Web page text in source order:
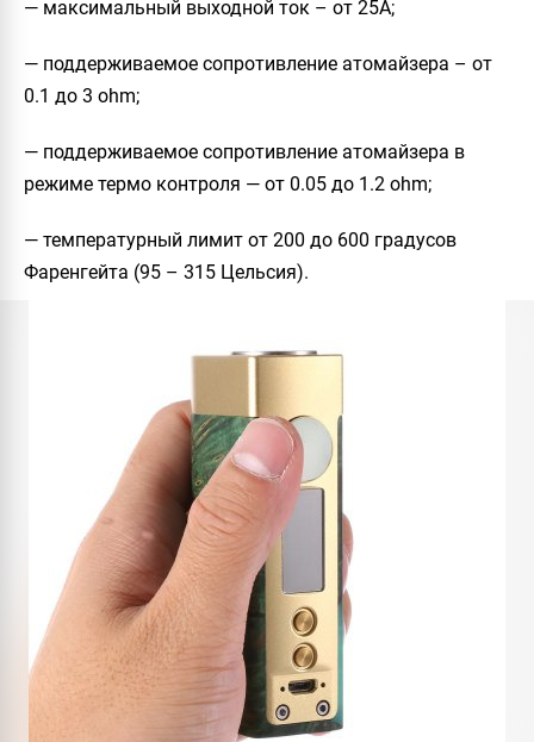
— максимальный выходной ток – от 25A;
— поддерживаемое сопротивление атомайзера – от
0.1 до 3 ohm;
— поддерживаемое сопротивление атомайзера в
режиме термо контроля — от 0.05 до 1.2 ohm;
— температурный лимит от 200 до 600 градусов
Фаренгейта (95 – 315 Цельсия).